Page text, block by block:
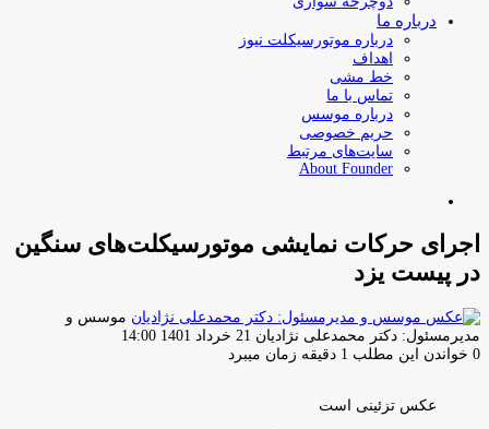
درباره ما
درباره موتورسیکلت نیوز
اهداف
خط مشی
تماس با ما
درباره موسس
حریم خصوصی
سایت‌های مرتبط
About Founder
اجرای حرکات نمایشی موتورسیکلت‌های سنگین
در پیست یزد
موسس و
مدیرمسئول: دکتر محمدعلی نژادیان ارسال
ایمیل
21 خرداد 1401 14:00
0 خواندن این مطلب 1 دقیقه زمان میبرد
عکس تزئینی است